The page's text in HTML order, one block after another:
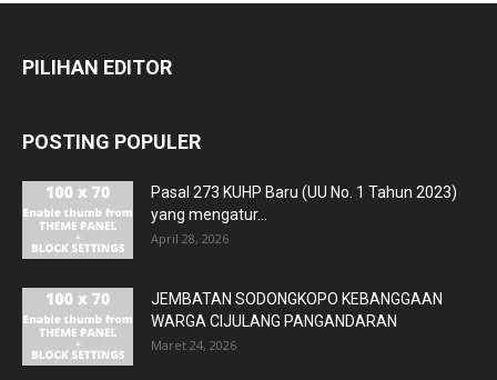
PILIHAN EDITOR
POSTING POPULER
Pasal 273 KUHP Baru (UU No. 1 Tahun 2023)
yang mengatur...
April 28, 2026
JEMBATAN SODONGKOPO KEBANGGAAN
WARGA CIJULANG PANGANDARAN
Maret 24, 2026